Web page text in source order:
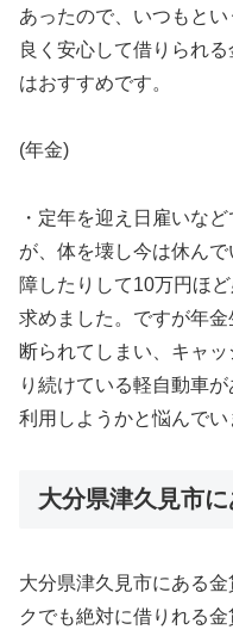
あったので、いつもと
良く安心して借りられ
はおすすめです。
(年金)
・定年を迎え日雇いな
が、体を壊し今は休ん
障したりして10万円ほ
求めました。ですが年
断られてしまい、キャ
り続けている軽自動車
利用しようかと悩んでい
大分県津久見市
大分県津久見市にある
クでも絶対に借りれる金